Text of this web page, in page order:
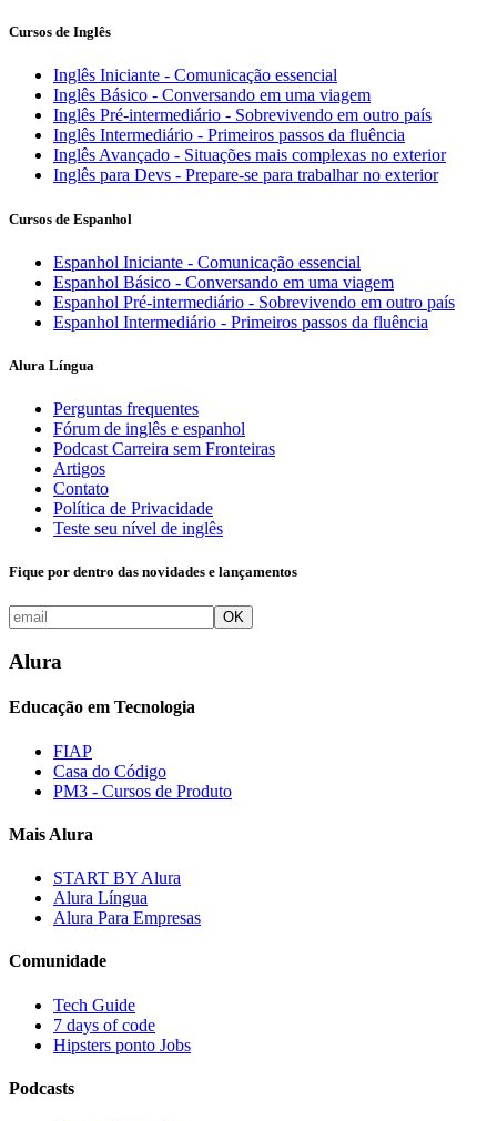
Cursos de Inglês
Inglês Iniciante - Comunicação essencial
Inglês Básico - Conversando em uma viagem
Inglês Pré-intermediário - Sobrevivendo em outro país
Inglês Intermediário - Primeiros passos da fluência
Inglês Avançado - Situações mais complexas no exterior
Inglês para Devs - Prepare-se para trabalhar no exterior
Cursos de Espanhol
Espanhol Iniciante - Comunicação essencial
Espanhol Básico - Conversando em uma viagem
Espanhol Pré-intermediário - Sobrevivendo em outro país
Espanhol Intermediário - Primeiros passos da fluência
Alura Língua
Perguntas frequentes
Fórum de inglês e espanhol
Podcast Carreira sem Fronteiras
Artigos
Contato
Política de Privacidade
Teste seu nível de inglês
Fique por dentro das novidades e lançamentos
OK
Alura
Educação em Tecnologia
FIAP
Casa do Código
PM3 - Cursos de Produto
Mais Alura
START BY Alura
Alura Língua
Alura Para Empresas
Comunidade
Tech Guide
7 days of code
Hipsters ponto Jobs
Podcasts